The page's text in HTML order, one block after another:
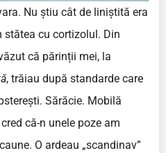
Nu știu cât de liniștită era
stătea cu cortizolul. Din
că părinții mei, la
, trăiau după standarde care
Sărăcie. Mobilă
că-n unele poze am
O ardeau „scandinav”